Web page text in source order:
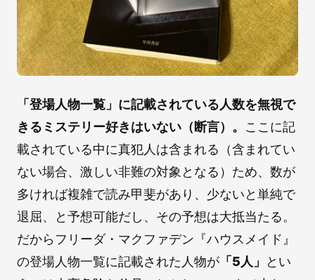
「登場人物一覧」に記載されている人数を無視で
きるミステリー好きはいない（断言）。 ここに記
載されている中に真犯人は含まれる（含まれてい
ない場合、激しい非難の対象となる）ため、数が
多ければ複雑で読み甲斐があり、少ないと単純で
退屈、と予想可能だし、その予想は大抵当たる。
だからフリーダ・マクファデン『ハウスメイド』
の登場人物一覧に記載された人物が 「5人」
とい